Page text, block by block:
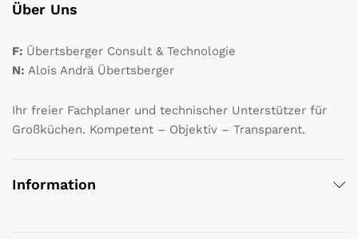
Über Uns
F: Übertsberger Consult & Technologie
N: Alois Andrä Übertsberger
Ihr freier Fachplaner und technischer Unterstützer für
Großküchen. Kompetent – Objektiv – Transparent.
Information